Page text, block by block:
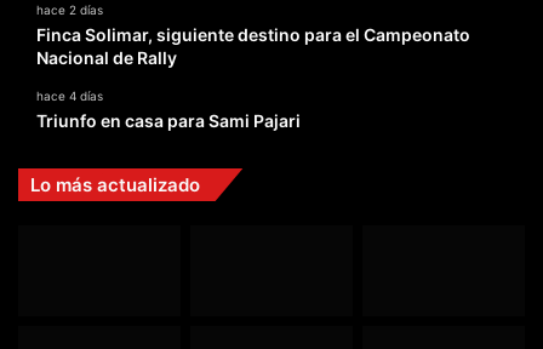
hace 2 días
Finca Solimar, siguiente destino para el Campeonato
Nacional de Rally
hace 4 días
Triunfo en casa para Sami Pajari
Lo más actualizado